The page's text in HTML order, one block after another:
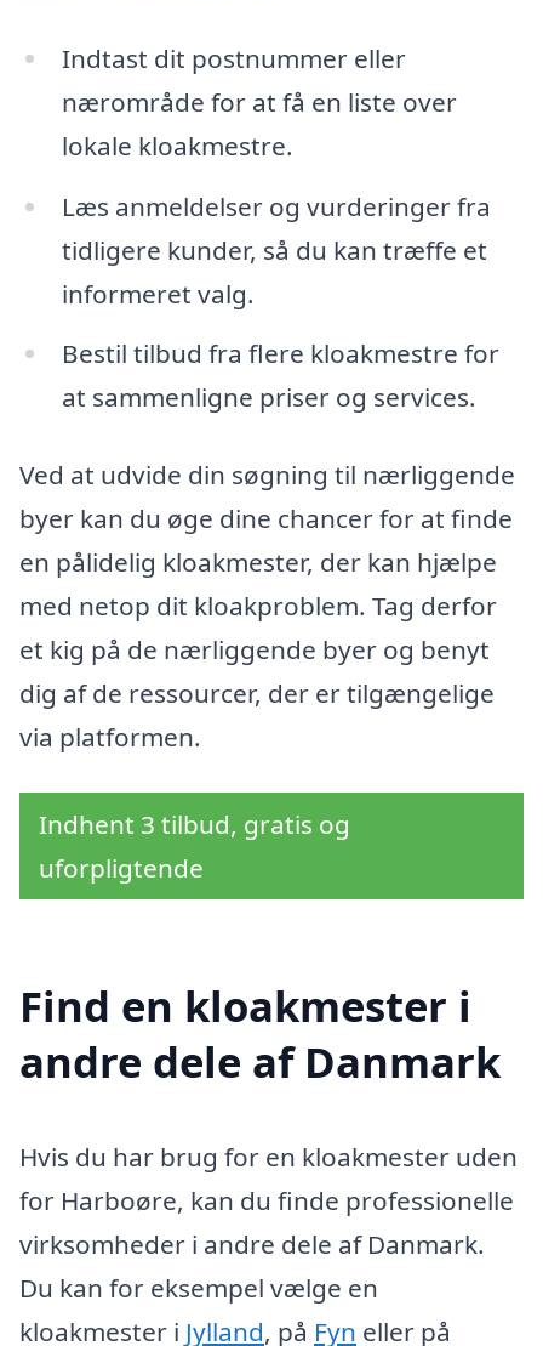
Indtast dit postnummer eller
nærområde for at få en liste over
lokale kloakmestre.
Læs anmeldelser og vurderinger fra
tidligere kunder, så du kan træffe et
informeret valg.
Bestil tilbud fra flere kloakmestre for
at sammenligne priser og services.
Ved at udvide din søgning til nærliggende
byer kan du øge dine chancer for at finde
en pålidelig kloakmester, der kan hjælpe
med netop dit kloakproblem. Tag derfor
et kig på de nærliggende byer og benyt
dig af de ressourcer, der er tilgængelige
via platformen.
Indhent 3 tilbud, gratis og
uforpligtende
Find en kloakmester i
andre dele af Danmark
Hvis du har brug for en kloakmester uden
for Harboøre, kan du finde professionelle
virksomheder i andre dele af Danmark.
Du kan for eksempel vælge en
kloakmester i Jylland, på Fyn eller på